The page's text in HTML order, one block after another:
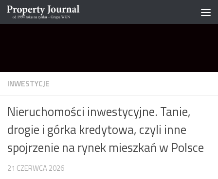
Skip to content
INWESTYCJE
Nieruchomości inwestycyjne. Tanie,
drogie i górka kredytowa, czyli inne
spojrzenie na rynek mieszkań w Polsce
21 CZERWCA 2026